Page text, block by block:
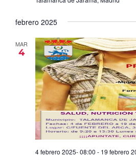
febrero 2025
MAR
4
4 febrero 2025- 08:00 - 19 febrero